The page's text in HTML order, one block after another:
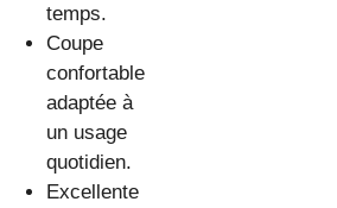
temps.
Coupe
confortable
adaptée à
un usage
quotidien.
Excellente